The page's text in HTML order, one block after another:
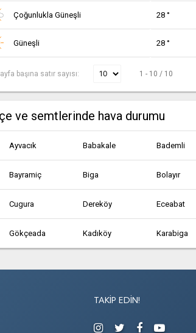
Çoğunlukla Güneşli 28 °
Güneşli 28 °
başına satır sayısı: 1 - 10 / 10
ve semtlerinde hava durumu
Ayvacık Babakale Bademli
Bayramiç Biga Bolayır
Cugura Dereköy Eceabat
Gökçeada Kadıköy Karabiga
Yenice
TAKIP EDIN!